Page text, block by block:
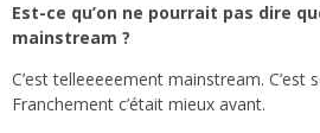
Est-ce qu’on ne pourrait pas dire
mainstream ?
C’est telleeeeement mainstream. C’est
Franchement c’était mieux avant.